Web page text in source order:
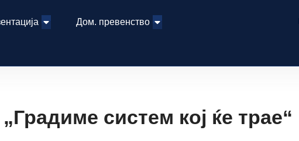
Дом. превенство
систем кој ќе трае“